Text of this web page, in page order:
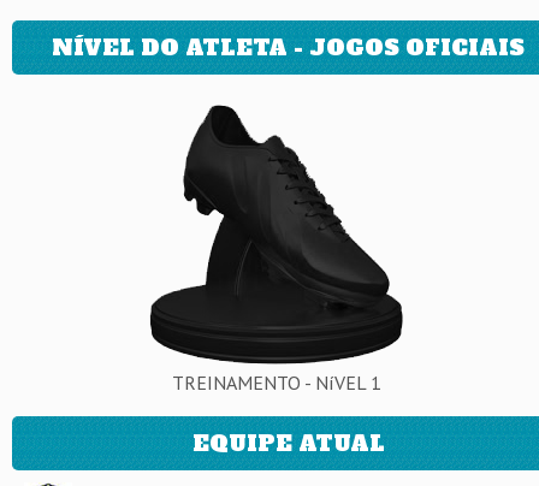
NÍVEL DO ATLETA - JOGOS OFICIAIS
TREINAMENTO - NíVEL 1
EQUIPE ATUAL